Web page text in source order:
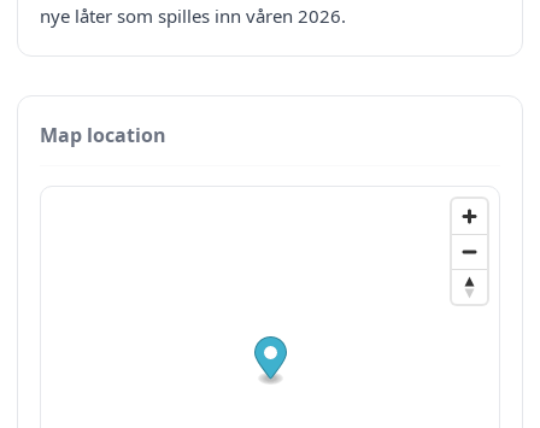
nye låter som spilles inn våren 2026.
Map location